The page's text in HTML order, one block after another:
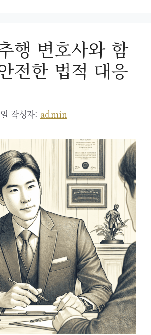
행 변호사와 함
전한 법적 대응
작성자: admin